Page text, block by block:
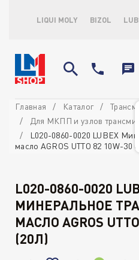
LIQUI MOLY BIZOL
Главная Каталог
Для МКПП и узлов
L020-0860-0020 LUBEX
масло AGROS UTTO 82 10W-30
L020-0860-0020
МИНЕРАЛЬНОЕ
МАСЛО AGROS
(20Л)